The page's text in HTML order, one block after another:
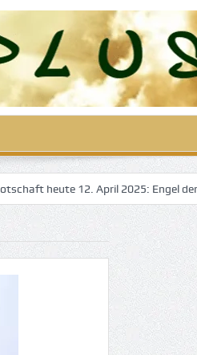
heute 12. April 2025: Engel der